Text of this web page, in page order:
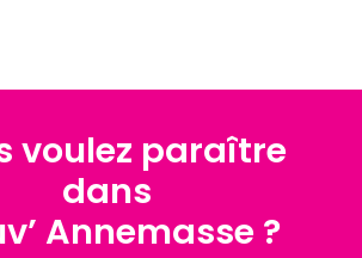
voulez paraître
dans
Annemasse ?